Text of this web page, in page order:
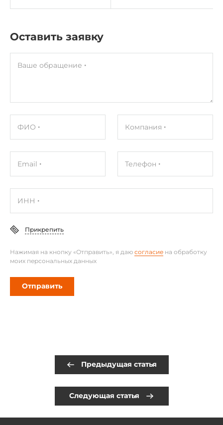
Оставить заявку
Ваше обращение
ФИО Компания
Email Телефон
ИНН
Прикрепить
Отправить
Нажимая на кнопку «Отправить», я даю согласие на обработку
моих персональных данных
Предыдущая статья
Следующая статья